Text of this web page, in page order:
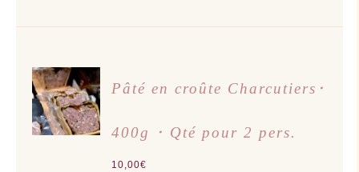
AJOUTER
AU
PANIER
/
DÉTAILS
Pâté en croûte Charcutiers･
400g ･ Qté pour 2 pers.
10,00€